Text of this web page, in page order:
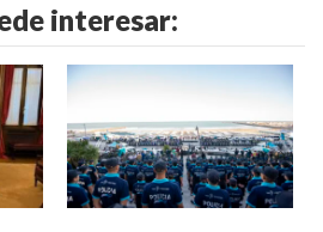
interesar: